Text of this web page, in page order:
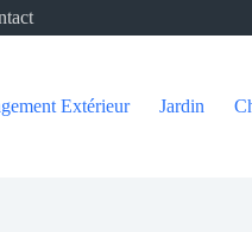
Extérieur Jardin